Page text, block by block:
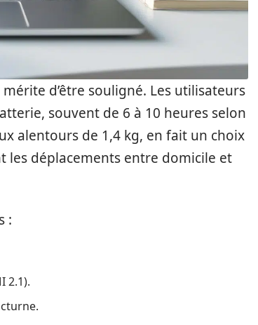
d’être souligné. Les utilisateurs
souvent de 6 à 10 heures selon
alentours de 1,4 kg, en fait un choix
déplacements entre domicile et
:
2.1).